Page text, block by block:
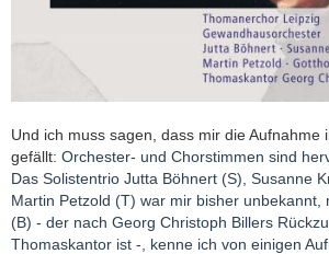
Und ich muss sagen, dass mir die Aufnahme
gefällt: Orchester- und Chorstimmen sind
Das Solistentrio Jutta Böhnert (S), Susanne
Martin Petzold (T) war mir bisher unbekannt,
(B) - der nach Georg Christoph Billers
Thomaskantor ist -, kenne ich von einigen